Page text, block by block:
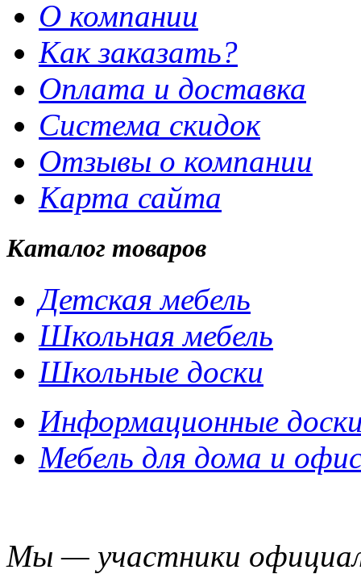
О компании
Как заказать?
Оплата и доставка
Система скидок
Отзывы о компании
Карта сайта
Каталог товаров
Детская мебель
Школьная мебель
Школьные доски
Информационные
Мебель для дома и
Мы — участники